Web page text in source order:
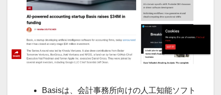
Basisは、会計事務所向けの人工知能ソフト